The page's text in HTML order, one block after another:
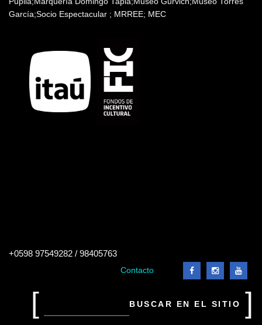
García;Socio Espectacular ; MRREE; MEC
+0598 97549282 / 98405763
en
Contacto